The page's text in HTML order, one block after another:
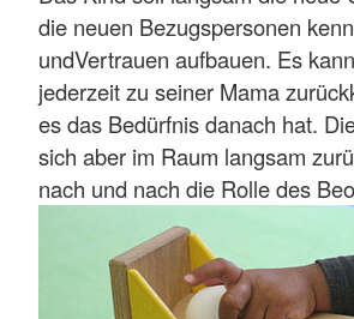
die neuen Bezugspersonen
undVertrauen aufbauen. Es
jederzeit zu seiner Mama
es das Bedürfnis danach hat.
sich aber im Raum langsam
nach und nach die Rolle des